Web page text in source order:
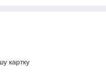
картку